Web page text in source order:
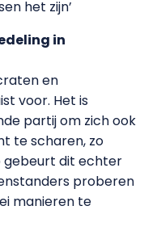
het zijn’
in
en
voor. Het is
partij om zich ook
te scharen, zo
gebeurt dit echter
proberen
manieren te